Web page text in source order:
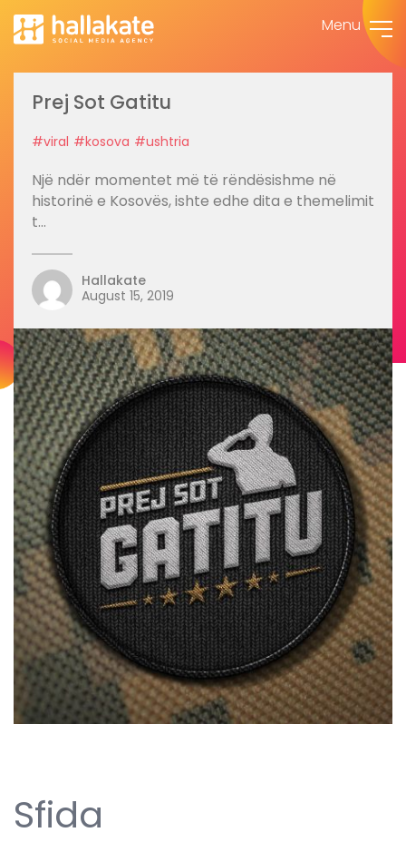
Menu
Prej Sot Gatitu
#viral #kosova #ushtria
Një ndër momentet më të rëndësishme në
historinë e Kosovës, ishte edhe dita e themelimit
t...
Hallakate
August 15, 2019
Sfida